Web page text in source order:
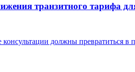
транзитного тарифа
консультации должны превратиться в